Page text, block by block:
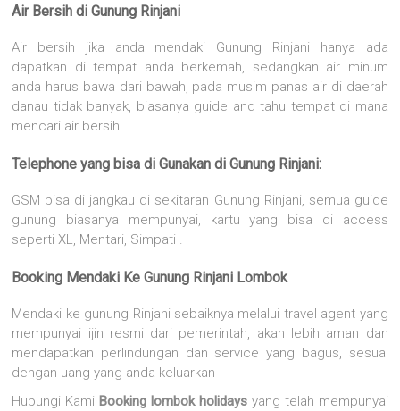
Air Bersih di Gunung Rinjani
Air bersih jika anda mendaki Gunung Rinjani hanya ada
dapatkan di tempat anda berkemah, sedangkan air minum
anda harus bawa dari bawah, pada musim panas air di daerah
danau tidak banyak, biasanya guide and tahu tempat di mana
mencari air bersih.
Telephone yang bisa di Gunakan di Gunung Rinjani:
GSM bisa di jangkau di sekitaran Gunung Rinjani, semua guide
gunung biasanya mempunyai, kartu yang bisa di access
seperti XL, Mentari, Simpati .
Booking Mendaki Ke Gunung Rinjani Lombok
Mendaki ke gunung Rinjani sebaiknya melalui travel agent yang
mempunyai ijin resmi dari pemerintah, akan lebih aman dan
mendapatkan perlindungan dan service yang bagus, sesuai
dengan uang yang anda keluarkan
Hubungi Kami Booking lombok holidaysyang telah mempunyai